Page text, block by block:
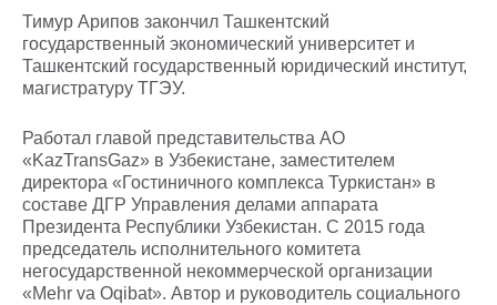
Тимур Арипов закончил Ташкентский
государственный экономический университет и
Ташкентский государственный юридический институт,
магистратуру ТГЭУ.
Работал главой представительства АО
«KazTransGaz» в Узбекистане, заместителем
директора «Гостиничного комплекса Туркистан» в
составе ДГР Управления делами аппарата
Президента Республики Узбекистан. С 2015 года
председатель исполнительного комитета
негосударственной некоммерческой организации
«Mehr va Oqibat». Автор и руководитель социального